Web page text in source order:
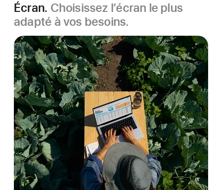
Écran. Choisissez l’écran le plus
adapté à vos besoins.